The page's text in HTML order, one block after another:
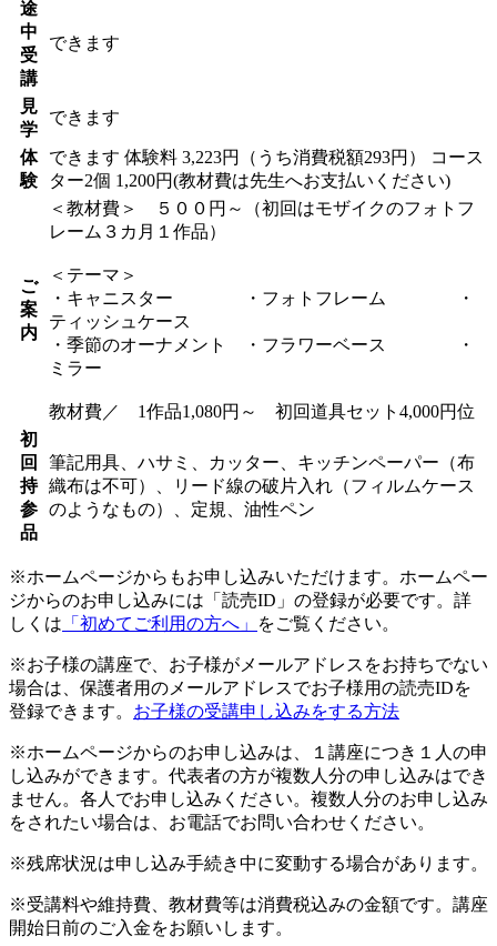
途
中
受
講
できます
見
学
できます
体
験
できます 体験料 3,223円（うち消費税額293円）
コース
ター2個 1,200円(教材費は先生へお支払いください)
ご
案
内
＜教材費＞ ５００円～（初回はモザイクのフォトフ
レーム３カ月１作品）
＜テーマ＞
・キャニスター ・フォトフレーム ・
ティッシュケース
・季節のオーナメント ・フラワーベース ・
ミラー
教材費／ 1作品1,080円～ 初回道具セット4,000円位
初
回
持
参
品
筆記用具、ハサミ、カッター、キッチンペーパー（布
織布は不可）、リード線の破片入れ（フィルムケース
のようなもの）、定規、油性ペン
※ホームページからもお申し込みいただけます。ホームペー
ジからのお申し込みには「読売ID」の登録が必要です。詳
しくは 「初めてご利用の方へ」 をご覧ください。
※お子様の講座で、お子様がメールアドレスをお持ちでない
場合は、保護者用のメールアドレスでお子様用の読売IDを
登録できます。 お子様の受講申し込みをする方法
※ホームページからのお申し込みは、１講座につき１人の申
し込みができます。代表者の方が複数人分の申し込みはでき
ません。各人でお申し込みください。複数人分のお申し込み
をされたい場合は、お電話でお問い合わせください。
※残席状況は申し込み手続き中に変動する場合があります。
※受講料や維持費、教材費等は消費税込みの金額です。講座
開始日前のご入金をお願いします。